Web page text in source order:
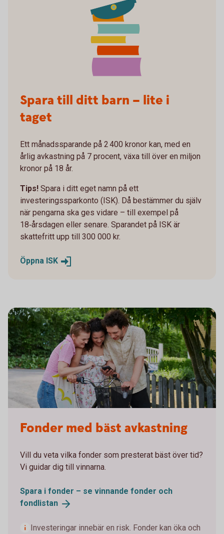
Spara till ditt barn – lite i
taget
Ett månadssparande på 2 400 kronor kan, med en
årlig avkastning på 7 procent, växa till över en miljon
kronor på 18 år.
Tips! Spara i ditt eget namn på ett
investeringssparkonto (ISK). Då bestämmer du själv
när pengarna ska ges vidare – till exempel på
18‑årsdagen eller senare. Sparandet på ISK är
skattefritt upp till 300 000 kr.
Öppna ISK
Fonder med bäst avkastning
Vill du veta vilka fonder som presterat bäst över tid?
Vi guidar dig till vinnarna.
Spara i fonder – se vinnande fonder och
fondlistan
Investeringar innebär en risk. Fonder kan öka och